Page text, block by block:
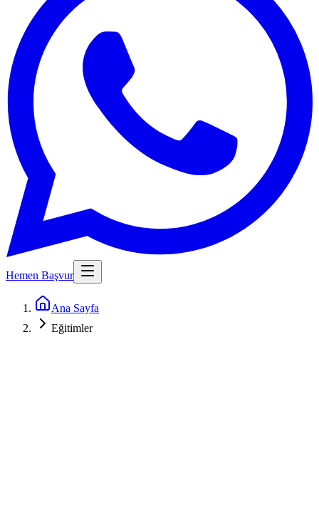
Hemen Başvur
Ana Sayfa
Eğitimler